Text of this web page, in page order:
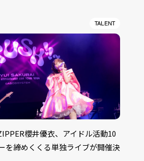
TALENT
櫻井優衣、アイドル活動10
を締めくくる単独ライブが開催決